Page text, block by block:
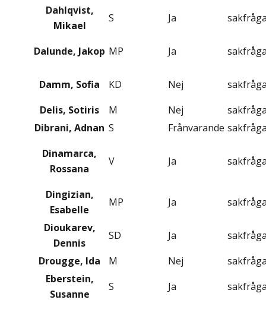
Dahlqvist,
Mikael
S Ja
Dalunde, Jakop MP Ja
Damm, Sofia KD Nej
Delis, Sotiris
M Nej
Dibrani, Adnan S Frånvarande
Dinamarca,
Rossana
V Ja
Dingizian,
Esabelle
MP Ja
Dioukarev,
Dennis
SD Ja
Drougge, Ida
M Nej
Eberstein,
Susanne
S Ja